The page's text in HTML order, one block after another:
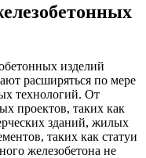
изделий
расширяться по мере
технологий. От
проектов, таких как
зданий, жилых
таких как статуи
железобетона не